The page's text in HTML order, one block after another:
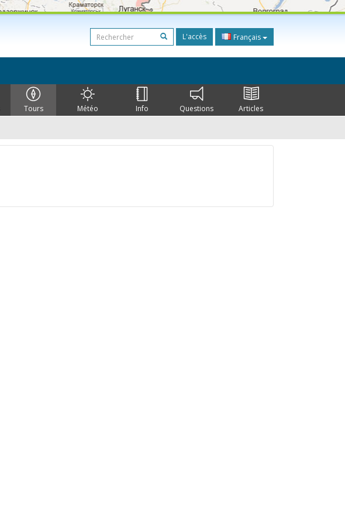
L'accès Français
Tours Météo Info Questions Articles